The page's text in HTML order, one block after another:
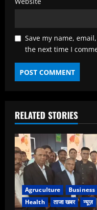
Save my name,
the next time I
RELATED STORIES
Agruculture Business
Health
ताजा खबर न्यूज़